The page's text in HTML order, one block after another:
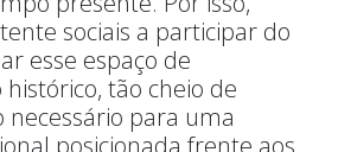
sociais a participar do
esse espaço de
tão cheio de
necessário para uma